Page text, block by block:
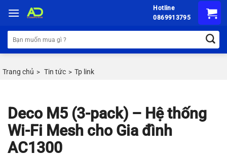
đến
nội
dung
Hotline
0869913795
Tìm
kiếm:
Trang chủ > Tin tức > Tp link
Deco M5 (3-pack) – Hệ thống
Wi-Fi Mesh cho Gia đình
AC1300